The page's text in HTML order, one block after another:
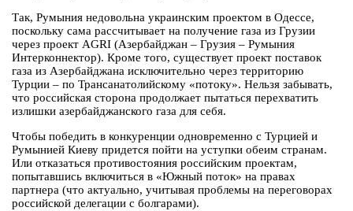
Так, Румыния недовольна украинским проектом в Одессе,
поскольку сама рассчитывает на получение газа из Грузии
через проект AGRI (Азербайджан – Грузия – Румыния
Интерконнектор). Кроме того, существует проект поставок
газа из Азербайджана исключительно через территорию
Турции – по Трансанатолийскому «потоку». Нельзя забывать,
что российская сторона продолжает пытаться перехватить
излишки азербайджанского газа для себя.
Чтобы победить в конкуренции одновременно с Турцией и
Румынией Киеву придется пойти на уступки обеим странам.
Или отказаться противостояния российским проектам,
попытавшись включиться в «Южный поток» на правах
партнера (что актуально, учитывая проблемы на переговорах
российской делегации с болгарами).